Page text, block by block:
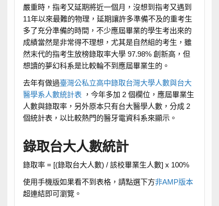
嚴重時，指考又延期將近一個月，沒想到指考又遇到
11年以來最難的物理，延期讓許多準備不及的重考生
多了充分準備的時間，不少應屆畢業的學生考出來的
成績當然是非常得不理想，尤其是自然組的考生，雖
然末代的指考生放榜錄取率大學 97.98% 創新高，但
想讀的夢幻科系是比較輪不到應屆畢業生的。
去年有做過臺灣公私立高中錄取台灣大學人數與台大
醫學系人數統計表，今年多加 2 個欄位，應屆畢業生
人數與錄取率，另外原本只有台大醫學人數，分成 2
個統計表，以比較熱門的醫牙電資科系來顯示。
錄取台大人數統計
錄取率 = [(錄取台大人數) / 該校畢業生人數] x 100%
使用手機版如果看不到表格，請點選下方非AMP版本
超連結即可瀏覽。